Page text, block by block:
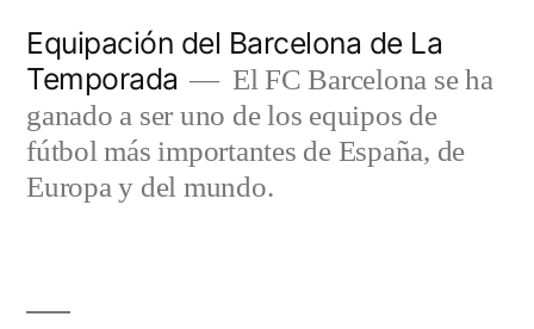
contenido
Equipación del Barcelona de La
Temporada
El FC Barcelona se ha
ganado a ser uno de los equipos de
fútbol más importantes de España, de
Europa y del mundo.